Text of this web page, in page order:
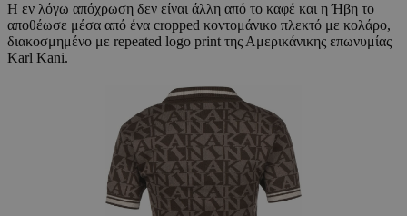
Η εν λόγω απόχρωση δεν είναι άλλη από το καφέ και η Ήβη το
αποθέωσε μέσα από ένα cropped κοντομάνικο πλεκτό με κολάρο,
διακοσμημένο με repeated logo print της Αμερικάνικης επωνυμίας
Karl Kani.